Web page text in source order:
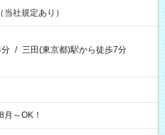
社規定あり）
分 / 三田(東京都)駅から徒歩7分
～OK！